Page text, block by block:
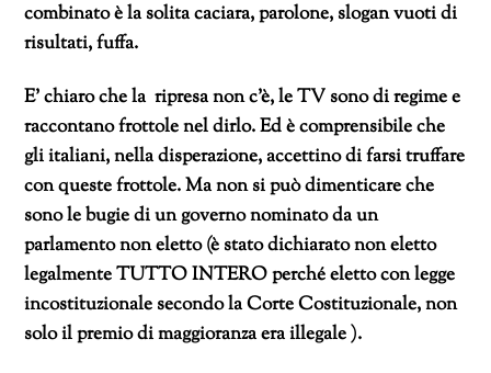
combinato è la solita caciara, parolone, slogan vuoti di
risultati, fuffa.
E’ chiaro che la ripresa non c’è, le TV sono di regime e
raccontano frottole nel dirlo. Ed è comprensibile che
gli italiani, nella disperazione, accettino di farsi truffare
con queste frottole. Ma non si può dimenticare che
sono le bugie di un governo nominato da un
parlamento non eletto (è stato dichiarato non eletto
legalmente TUTTO INTERO perché eletto con legge
incostituzionale secondo la Corte Costituzionale, non
solo il premio di maggioranza era illegale ).